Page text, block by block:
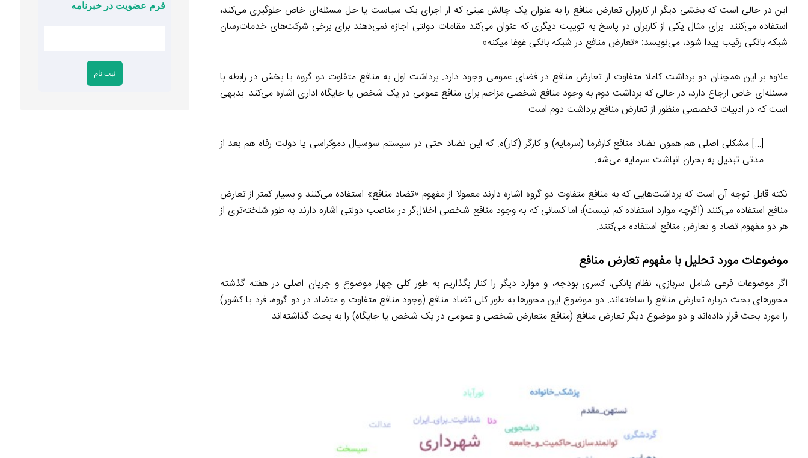
این در حالی است که بخشی دیگر از کاربران تعارض منافع را به عنوان یک چالش عینی که از اجرای یک سیاست یا حل مسئله‌ای خاص جلوگیری می‌کند،
استفاده می‌کنند. برای مثال یکی از کاربران در پاسخ به توییت دیگری که عنوان می‌کند مقامات دولتی اجازه نمی‌دهند برای برخی شرکت‌های خدمات‌رسان
شبکه بانکی رقیب پیدا شود، می‌نویسد: «تعارض منافع در شبکه بانکی غوغا میکنه»
علاوه بر این همچنان دو برداشت کاملا متفاوت از تعارض منافع در فضای عمومی وجود دارد. برداشت اول به منافع متفاوت دو گروه یا بخش در رابطه با
مسئله‌ای خاص ارجاع دارد، در حالی که برداشت دوم به وجود منافع شخصی مزاحم برای منافع عمومی در یک شخص یا جایگاه اداری اشاره می‌کند. بدیهی
است که در ادبیات تخصصی منظور از تعارض منافع برداشت دوم است.
[…] مشکلی اصلی هم همون تضاد منافع کارفرما (سرمایه) و کارگر (کار)ه. که این تضاد حتی در سیستم سوسیال دموکراسی یا دولت رفاه هم بعد از
مدتی تبدیل به بحران انباشت سرمایه می‌شه.
نکته قابل توجه آن است که برداشت‌هایی که به منافع متفاوت دو گروه اشاره دارند معمولا از مفهوم «تضاد منافع» استفاده می‌کنند و بسیار کمتر از تعارض
منافع استفاده می‌کنند (اگرچه موارد استفاده کم نیست)، اما کسانی که به وجود منافع شخصی اخلال‌گر در مناصب دولتی اشاره دارند به طور شلخته‌تری از
هر دو مفهوم تضاد و تعارض منافع استفاده می‌کنند.
موضوعات مورد تحلیل با مفهوم تعارض منافع
اگر موضوعات فرعی شامل سربازی، نظام بانکی، کسری بودجه، و موارد دیگر را کنار بگذاریم به طور کلی چهار موضوع و جریان اصلی در هفته گذشته
محورهای بحث درباره تعارض منافع را ساخته‌اند. دو موضوع این محورها به طور کلی تضاد منافع (وجود منافع متفاوت و متضاد در دو گروه، فرد یا کشور)
را مورد بحث قرار داده‌اند و دو موضوع دیگر تعارض منافع (منافع متعارض شخصی و عمومی در یک شخص یا جایگاه) را به بحث گذاشته‌اند.
فرم عضویت در خبرنامه